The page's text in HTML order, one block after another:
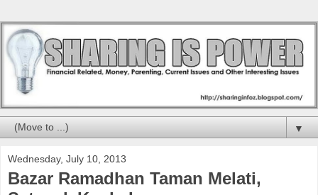
▼
Wednesday, July 10, 2013
Bazar Ramadhan Taman Melati,